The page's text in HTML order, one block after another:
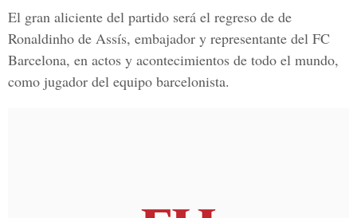
El gran aliciente del partido será el regreso de de
Ronaldinho de Assís, embajador y representante del FC
Barcelona, en actos y acontecimientos de todo el mundo,
como jugador del equipo barcelonista.